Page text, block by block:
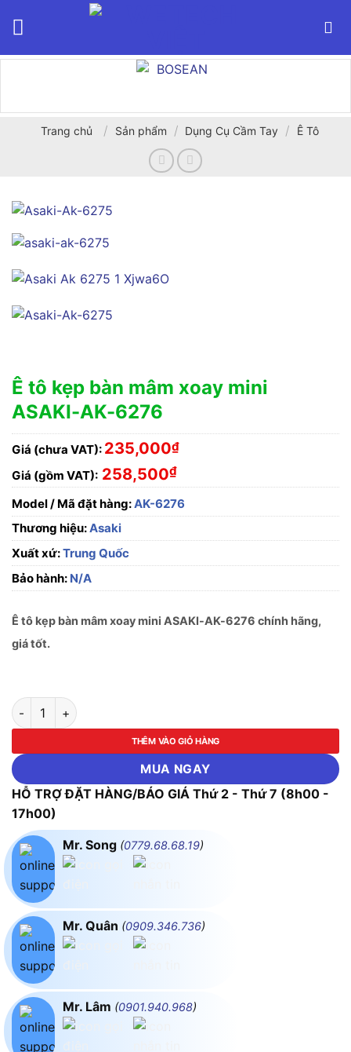
Trang chủ / Sản phẩm / Dụng Cụ Cầm Tay / Ê Tô
Ê tô kẹp bàn mâm xoay mini
ASAKI-AK-6276
Giá (chưa VAT): 235,000₫
Giá (gồm VAT): 258,500₫
Model / Mã đặt hàng:AK-6276
Thương hiệu:Asaki
Xuất xứ:Trung Quốc
Bảo hành: N/A
Ê tô kẹp bàn mâm xoay mini ASAKI-AK-6276 chính hãng,
giá tốt.
Ê tô kẹp bàn mâm xoay mini ASAKI-AK-6276 số lượng
THÊM VÀO GIỎ HÀNG
MUA NGAY
HỖ TRỢ ĐẶT HÀNG/BÁO GIÁ Thứ 2 - Thứ 7 (8h00 -
17h00)
Mr. Song (0779.68.68.19)
Mr. Quân (0909.346.736)
Mr. Lâm (0901.940.968)